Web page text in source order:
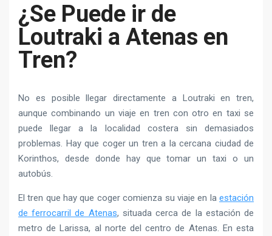
¿Se Puede ir de
Loutraki a Atenas en
Tren?
No es posible llegar directamente a Loutraki en tren,
aunque combinando un viaje en tren con otro en taxi se
puede llegar a la localidad costera sin demasiados
problemas. Hay que coger un tren a la cercana ciudad de
Korinthos, desde donde hay que tomar un taxi o un
autobús.
El tren que hay que coger comienza su viaje en la estación
de ferrocarril de Atenas, situada cerca de la estación de
metro de Larissa, al norte del centro de Atenas. En esta